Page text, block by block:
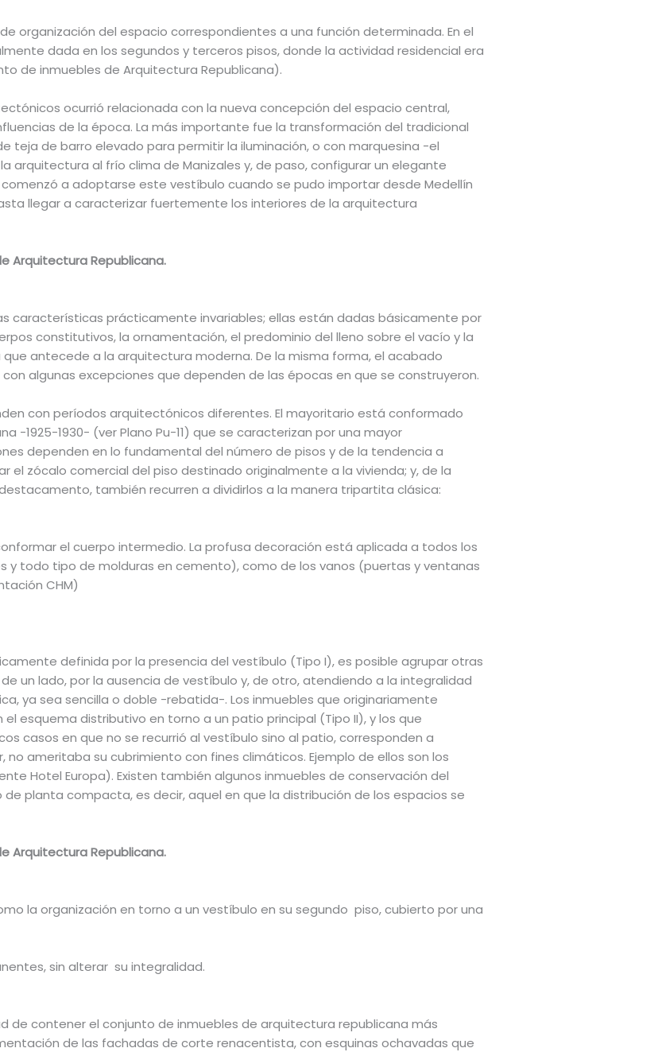
organización del espacio correspondientes a una función determinada. En el
dada en los segundos y terceros pisos, donde la actividad residencial era
de inmuebles de Arquitectura Republicana).
ocurrió relacionada con la nueva concepción del espacio central,
de la época. La más importante fue la transformación del tradicional
de barro elevado para permitir la iluminación, o con marquesina -el
al frío clima de Manizales y, de paso, configurar un elegante
a adoptarse este vestíbulo cuando se pudo importar desde Medellín
llegar a caracterizar fuertemente los interiores de la arquitectura
Arquitectura Republicana.
características prácticamente invariables; ellas están dadas básicamente por
constitutivos, la ornamentación, el predominio del lleno sobre el vacío y la
antecede a la arquitectura moderna. De la misma forma, el acabado
algunas excepciones que dependen de las épocas en que se construyeron.
con períodos arquitectónicos diferentes. El mayoritario está conformado
1925-1930- (ver Plano Pu-11) que se caracterizan por una mayor
dependen en lo fundamental del número de pisos y de la tendencia a
el zócalo comercial del piso destinado originalmente a la vivienda; y, de la
también recurren a dividirlos a la manera tripartita clásica:
el cuerpo intermedio. La profusa decoración está aplicada a todos los
y todo tipo de molduras en cemento), como de los vanos (puertas y ventanas
CHM)
definida por la presencia del vestíbulo (Tipo I), es posible agrupar otras
un lado, por la ausencia de vestíbulo y, de otro, atendiendo a la integralidad
ya sea sencilla o doble -rebatida-. Los inmuebles que originariamente
esquema distributivo en torno a un patio principal (Tipo II), y los que
casos en que no se recurrió al vestíbulo sino al patio, corresponden a
ameritaba su cubrimiento con fines climáticos. Ejemplo de ellos son los
Hotel Europa). Existen también algunos inmuebles de conservación del
planta compacta, es decir, aquel en que la distribución de los espacios se
Arquitectura Republicana.
la organización en torno a un vestíbulo en su segundo piso, cubierto por una
sin alterar su integralidad.
de contener el conjunto de inmuebles de arquitectura republicana más
de las fachadas de corte renacentista, con esquinas ochavadas que